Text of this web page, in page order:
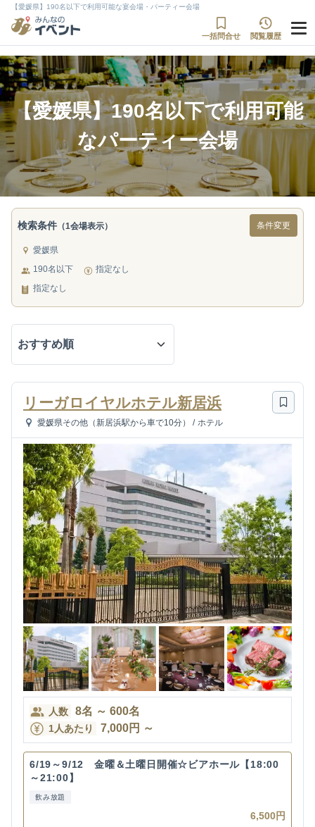
【愛媛県】190名以下で利用可能な宴会場・パーティー会場
一括問合せ 閲覧履歴
【愛媛県】190名以下で利用可能
なパーティー会場
検索条件 （1会場表示） 条件変更
愛媛県
190名以下
指定なし
指定なし
リーガロイヤルホテル新居浜
愛媛県その他（新居浜駅から車で10分） / ホテル
人数 8名 ～ 600名
1人あたり 7,000円 ～
6/19～9/12 金曜＆土曜日開催☆ビアホール【18:00
～21:00】
飲み放題
6,500円